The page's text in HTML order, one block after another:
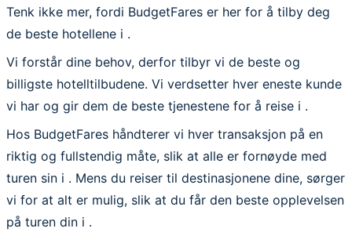
Tenk ikke mer, fordi BudgetFares er her for å tilby deg
de beste hotellene i .
Vi forstår dine behov, derfor tilbyr vi de beste og
billigste hotelltilbudene. Vi verdsetter hver eneste kunde
vi har og gir dem de beste tjenestene for å reise i .
Hos BudgetFares håndterer vi hver transaksjon på en
riktig og fullstendig måte, slik at alle er fornøyde med
turen sin i . Mens du reiser til destinasjonene dine, sørger
vi for at alt er mulig, slik at du får den beste opplevelsen
på turen din i .